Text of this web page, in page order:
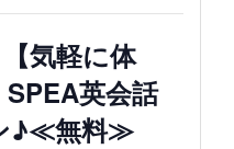
気軽に体
英会話
♪≪無料≫